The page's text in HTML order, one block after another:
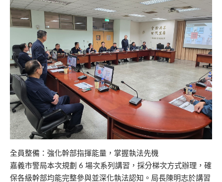
全員整備：強化幹部指揮能量，掌握執法先機
嘉義市警局本次規劃 6 場次系列講習，採分梯次方式辦理，確
保各級幹部均能完整參與並深化執法認知。局長陳明志於講習